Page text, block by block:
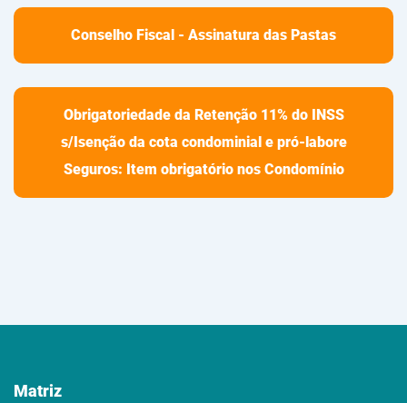
Conselho Fiscal - Assinatura das Pastas
Obrigatoriedade da Retenção 11% do INSS
s/Isenção da cota condominial e pró-labore
Seguros: Item obrigatório nos Condomínio
Matriz